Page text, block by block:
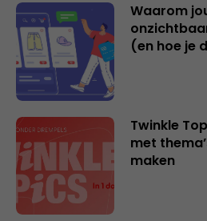
Waarom
(en hoe je
Twinkle
met
maken